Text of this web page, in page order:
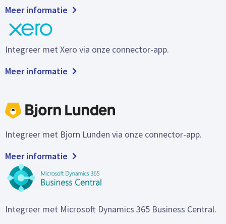
Meer informatie
Integreer met Xero via onze connector-app.
Meer informatie
Integreer met Bjorn Lunden via onze connector-app.
Meer informatie
Integreer met Microsoft Dynamics 365 Business Central.